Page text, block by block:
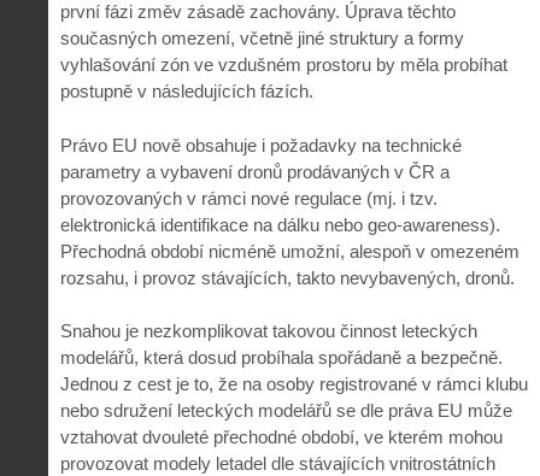
první fázi změv zásadě zachovány. Úprava těchto
současných omezení, včetně jiné struktury a formy
vyhlašování zón ve vzdušném prostoru by měla probíhat
postupně v následujících fázích.
Právo EU nově obsahuje i požadavky na technické
parametry a vybavení dronů prodávaných v ČR a
provozovaných v rámci nové regulace (mj. i tzv.
elektronická identifikace na dálku nebo geo-awareness).
Přechodná období nicméně umožní, alespoň v omezeném
rozsahu, i provoz stávajících, takto nevybavených, dronů.
Snahou je nezkomplikovat takovou činnost leteckých
modelářů, která dosud probíhala spořádaně a bezpečně.
Jednou z cest je to, že na osoby registrované v rámci klubu
nebo sdružení leteckých modelářů se dle práva EU může
vztahovat dvouleté přechodné období, ve kterém mohou
provozovat modely letadel dle stávajících vnitrostátních